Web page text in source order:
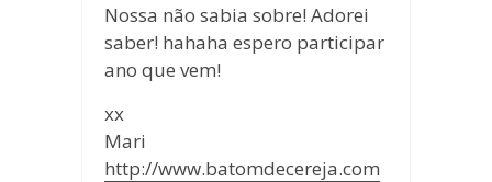
Nossa não sabia sobre! Adorei
saber! hahaha espero participar
ano que vem!
xx
Mari
http://www.batomdecereja.com